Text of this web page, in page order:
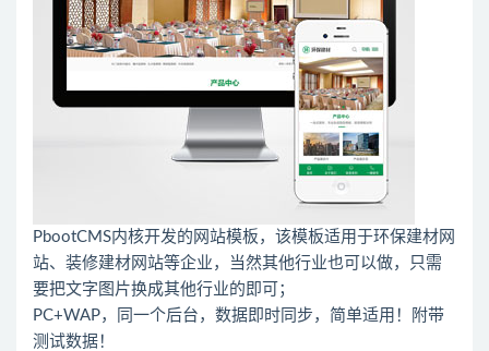
PbootCMS内核开发的网站模板，该模板适用于环保建材网
站、装修建材网站等企业，当然其他行业也可以做，只需
要把文字图片换成其他行业的即可；
PC+WAP，同一个后台，数据即时同步，简单适用！附带
测试数据！